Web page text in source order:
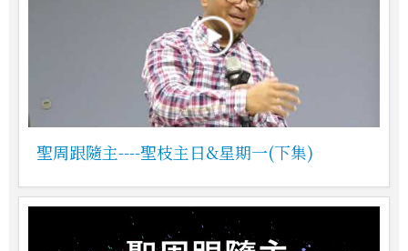
聖周跟隨主----聖枝主日&星期一(下集)